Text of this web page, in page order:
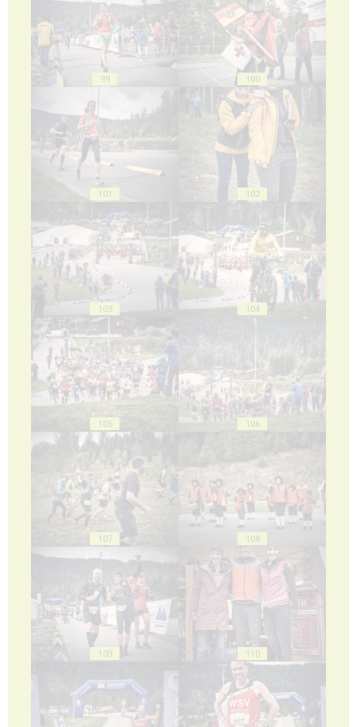
99 100
101 102
103 104
105 106
107 108
109 110